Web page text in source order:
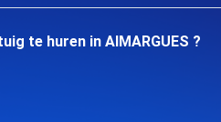
te huren in AIMARGUES ?